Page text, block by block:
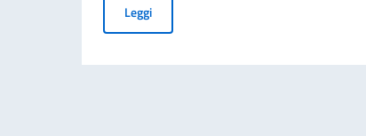
LeggiIFAD – Posizioni apicali vacanti